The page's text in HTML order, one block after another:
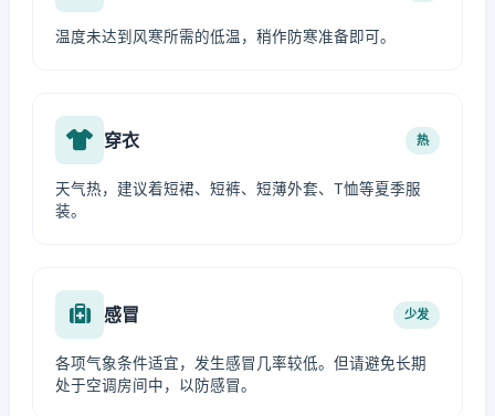
温度未达到风寒所需的低温，稍作防寒准备即可。
穿衣 热
天气热，建议着短裙、短裤、短薄外套、T恤等夏季服
装。
感冒 少发
各项气象条件适宜，发生感冒几率较低。但请避免长期
处于空调房间中，以防感冒。